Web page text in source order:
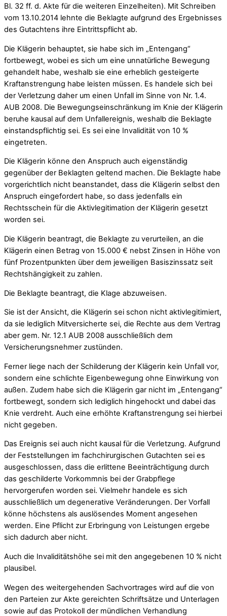
Bl. 32 ff. d. Akte für die weiteren Einzelheiten). Mit Schreiben
vom 13.10.2014 lehnte die Beklagte aufgrund des Ergebnisses
des Gutachtens ihre Eintrittspflicht ab.
Die Klägerin behauptet, sie habe sich im „Entengang“
fortbewegt, wobei es sich um eine unnatürliche Bewegung
gehandelt habe, weshalb sie eine erheblich gesteigerte
Kraftanstrengung habe leisten müssen. Es handele sich bei
der Verletzung daher um einen Unfall im Sinne von Nr. 1.4.
AUB 2008. Die Bewegungseinschränkung im Knie der Klägerin
beruhe kausal auf dem Unfallereignis, weshalb die Beklagte
einstandspflichtig sei. Es sei eine Invalidität von 10 %
eingetreten.
Die Klägerin könne den Anspruch auch eigenständig
gegenüber der Beklagten geltend machen. Die Beklagte habe
vorgerichtlich nicht beanstandet, dass die Klägerin selbst den
Anspruch eingefordert habe, so dass jedenfalls ein
Rechtsschein für die Aktivlegitimation der Klägerin gesetzt
worden sei.
Die Klägerin beantragt, die Beklagte zu verurteilen, an die
Klägerin einen Betrag von 15.000 € nebst Zinsen in Höhe von
fünf Prozentpunkten über dem jeweiligen Basiszinssatz seit
Rechtshängigkeit zu zahlen.
Die Beklagte beantragt, die Klage abzuweisen.
Sie ist der Ansicht, die Klägerin sei schon nicht aktivlegitimiert,
da sie lediglich Mitversicherte sei, die Rechte aus dem Vertrag
aber gem. Nr. 12.1 AUB 2008 ausschließlich dem
Versicherungsnehmer zustünden.
Ferner liege nach der Schilderung der Klägerin kein Unfall vor,
sondern eine schlichte Eigenbewegung ohne Einwirkung von
außen. Zudem habe sich die Klägerin gar nicht im „Entengang“
fortbewegt, sondern sich lediglich hingehockt und dabei das
Knie verdreht. Auch eine erhöhte Kraftanstrengung sei hierbei
nicht gegeben.
Das Ereignis sei auch nicht kausal für die Verletzung. Aufgrund
der Feststellungen im fachchirurgischen Gutachten sei es
ausgeschlossen, dass die erlittene Beeinträchtigung durch
das geschilderte Vorkommnis bei der Grabpflege
hervorgerufen worden sei. Vielmehr handele es sich
ausschließlich um degenerative Veränderungen. Der Vorfall
könne höchstens als auslösendes Moment angesehen
werden. Eine Pflicht zur Erbringung von Leistungen ergebe
sich dadurch aber nicht.
Auch die Invaliditätshöhe sei mit den angegebenen 10 % nicht
plausibel.
Wegen des weitergehenden Sachvortrages wird auf die von
den Parteien zur Akte gereichten Schriftsätze und Unterlagen
sowie auf das Protokoll der mündlichen Verhandlung